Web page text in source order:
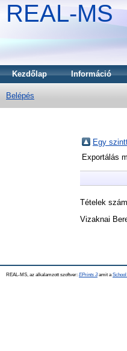
REAL-MS
Kezdőlap Információ
Belépés
Egy
Exportálás
Tételek
Vizaknai
REAL-MS, az alkalamzott szoftver: EPrints 3amit a